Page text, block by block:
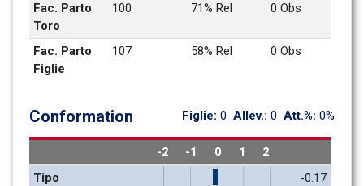
Fac. Parto
Toro
100 71% Rel 0 Obs
Fac. Parto
Figlie
107 58% Rel 0 Obs
Conformation Figlie: 0 Allev.: 0 Att.%: 0%
-2 -1 0 1
2
Tipo
-0.17